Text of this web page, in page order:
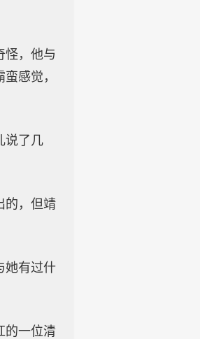
怪，他与
感觉，
说了几
的，但靖
她有过什
的一位清